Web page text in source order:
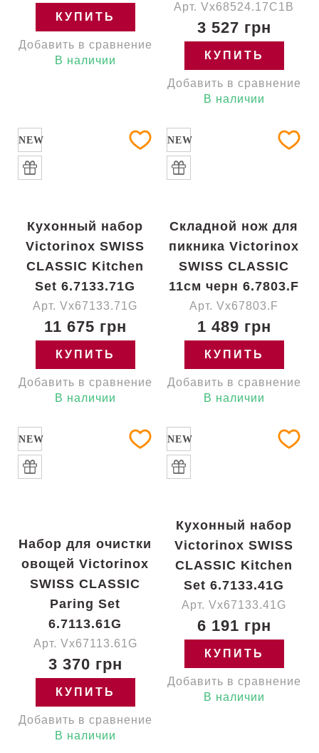
КУПИТЬ
Добавить в сравнение
В наличии
Арт. Vx68524.17C1B
3 527 грн
КУПИТЬ
Добавить в сравнение
В наличии
NEW
Кухонный набор
Victorinox SWISS
CLASSIC Kitchen
Set 6.7133.71G
Арт. Vx67133.71G
11 675 грн
КУПИТЬ
Добавить в сравнение
В наличии
NEW
Складной нож для
пикника Victorinox
SWISS CLASSIC
11см черн 6.7803.F
Арт. Vx67803.F
1 489 грн
КУПИТЬ
Добавить в сравнение
В наличии
NEW
Набор для очистки
овощей Victorinox
SWISS CLASSIC
Paring Set
6.7113.61G
Арт. Vx67113.61G
3 370 грн
КУПИТЬ
Добавить в сравнение
В наличии
NEW
Кухонный набор
Victorinox SWISS
CLASSIC Kitchen
Set 6.7133.41G
Арт. Vx67133.41G
6 191 грн
КУПИТЬ
Добавить в сравнение
В наличии